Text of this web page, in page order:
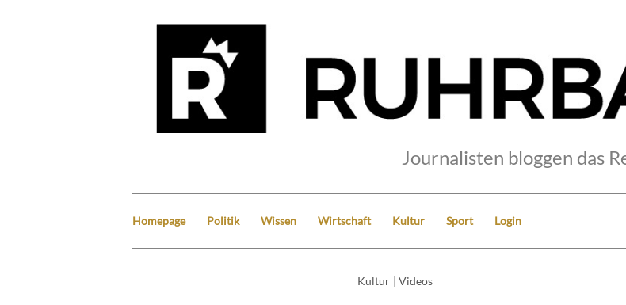
Journalisten bloggen das
Homepage Politik Wissen Wirtschaft Kultur Sport Login
Kultur | Videos